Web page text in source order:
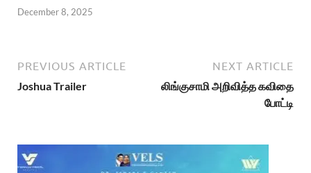
December 8, 2025
PREVIOUS ARTICLE
Joshua Trailer
NEXT ARTICLE
லிங்குசாமி அறிவித்த கவிதை
போட்டி